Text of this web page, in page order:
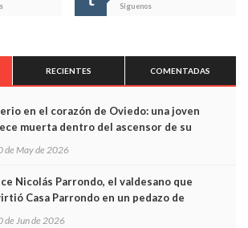
Síguenos
RECIENTES COMENTADAS
en el corazón de Oviedo: una joven
muerta dentro del ascensor de su
y las cámaras captan sus últimos minutos
de May de 2026
Nicolás Parrondo, el valdesano que
Casa Parrondo en un pedazo de
en Madrid
de Jun de 2026